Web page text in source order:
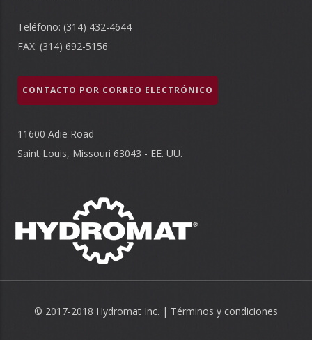
Teléfono: (314) 432-4644
FAX: (314) 692-5156
CONTACTO POR CORREO ELECTRÓNICO
11600 Adie Road
Saint Louis, Missouri 63043 - EE. UU.
© 2017-2018 Hydromat Inc. | Términos y condiciones